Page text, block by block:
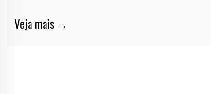
Veja mais →